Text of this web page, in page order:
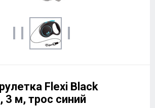
Flexi Black
3 м, трос синий